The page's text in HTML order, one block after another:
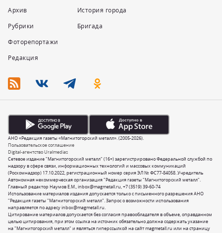
Архив
Рубрики
Фоторепортажи
Редакция
История города
Бригада
Сетевое издание "Магнитогорский металл" (16+) зарегистрировано Федеральной службой по
надзору в сфере связи, информационных технологий и массовых коммуникаций
(Роскомнадзор) 17.10.2022, регистрационный номер серия ЭЛ № ФС77-84058. Учредитель
Автономная некоммерческая организация "Редакция газеты "Магнитогорский металл".
Главный редактор Наумов Е.М.,inbox@magmetall.ru,+7 (3519) 39-60-74
Использование материалов издания допускается только с письменного разрешения АНО
"Редакция газеты "Магнитогорский металл". Запрос о возможности использования
направляется по адресуinbox@magmetall.ru.
Цитирование материалов допускается без согласия правообладателя в объеме, оправданном
целью цитирования, при этом ссылка на источник обязательно должна содержать указание
на "Магнитогорский металл" и являться гиперссылкой на сайт magmetall.ru или на страницу
Пользовательское соглашение
Digital-агентство Uralmedias
АНО «Редакция газеты «Магнитогорский металл». (2005-2026).